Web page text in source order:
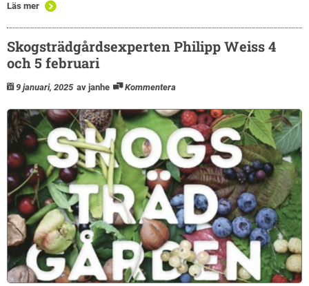
Läs mer
Skogsträdgårdsexperten Philipp Weiss 4
och 5 februari
9 januari, 2025 av janhe Kommentera